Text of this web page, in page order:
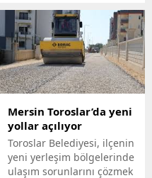
edemeyenler için bilimi
yurttaşın ayağına
götürüyor. ‘Gökyüzü
Hepimizin, Bilim Her
Yerde’ sloganıyla yola
çıkan Büyükşehir,
Mersin’in ilçelerini tek tek
gezerek 7’den 70’e herkesi
bilimle buluşturuyor.
Bilimi, hayatın her
alanında yaygınlaştırmayı
Mersin Toroslar’da yeni
yollar açılıyor
Toroslar Belediyesi, ilçenin
yeni yerleşim bölgelerinde
ulaşım sorunlarını çözmek